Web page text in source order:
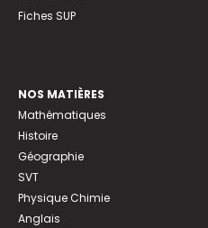
Fiches SUP
NOS MATIÈRES
Mathématiques
Histoire
Géographie
SVT
Physique Chimie
Anglais